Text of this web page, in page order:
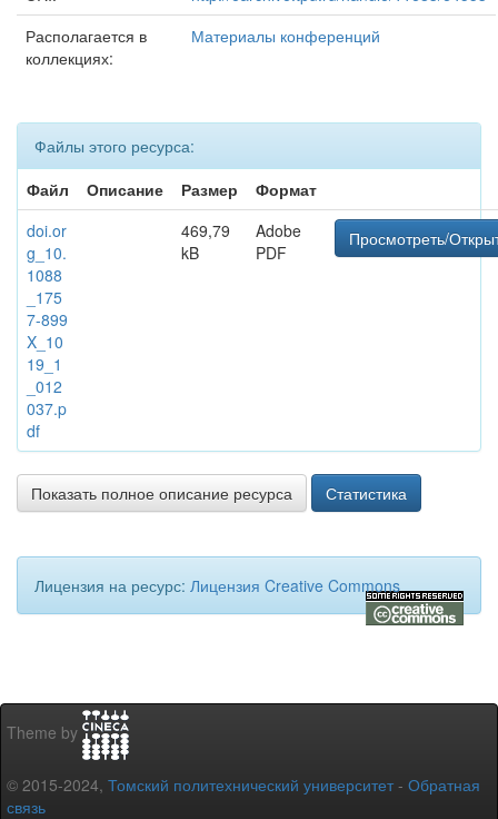
Располагается в
коллекциях:
Материалы конференций
Файлы этого ресурса:
Файл
Описание Размер
Формат
doi.or
g_10.
1088
_175
7-899
X_10
19_1
_012
037.p
df
469,79
kB
Adobe
PDF
Просмотреть/
Показать полное описание ресурса Статистика
Лицензия на ресурс: Лицензия Creative Commons
Theme by
© 2015-2024, Томский политехнический университет - Обратная
связь